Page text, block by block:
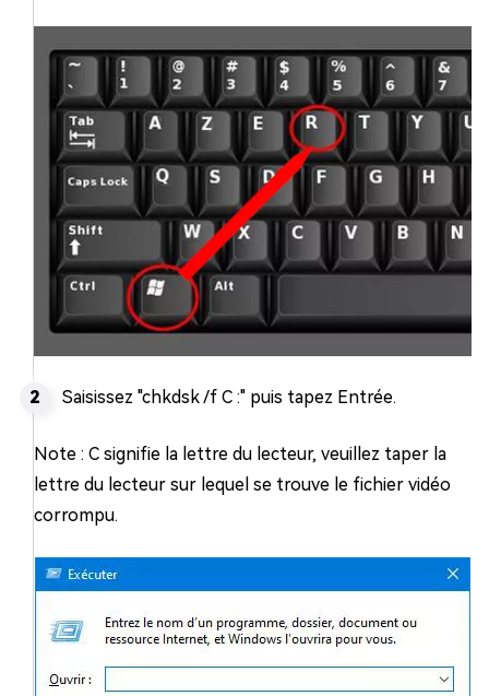
Saisissez "chkdsk /f C :" puis tapez Entrée.
Note : C signifie la lettre du lecteur, veuillez taper la
lettre du lecteur sur lequel se trouve le fichier vidéo
corrompu.